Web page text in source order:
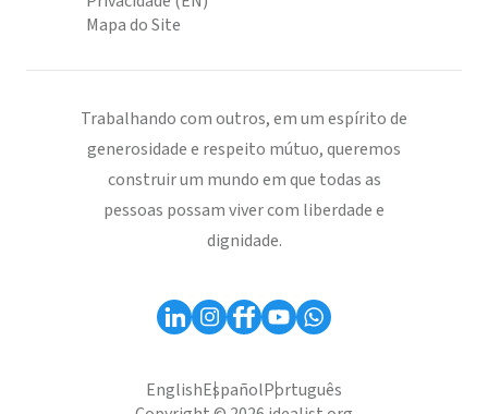
Mapa do Site
Trabalhando com outros, em um espírito de
generosidade e respeito mútuo, queremos
construir um mundo em que todas as
pessoas possam viver com liberdade e
dignidade.
EnglishEspañolPortuguês